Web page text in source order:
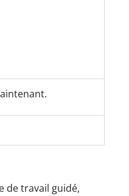
de travail guidé,